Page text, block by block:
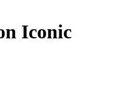
Iconic